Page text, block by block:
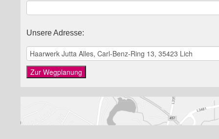
Unsere Adresse:
Zur Wegplanung